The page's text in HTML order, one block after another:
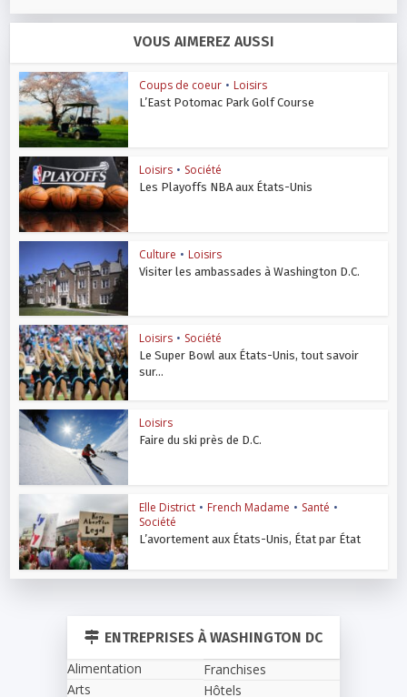
VOUS AIMEREZ AUSSI
Coups de coeur • Loisirs
L’East Potomac Park Golf Course
Loisirs • Société
Les Playoffs NBA aux États-Unis
Culture • Loisirs
Visiter les ambassades à Washington D.C.
Loisirs • Société
Le Super Bowl aux États-Unis, tout savoir
sur...
Loisirs
Faire du ski près de D.C.
Elle District • French Madame • Santé •
Société
L’avortement aux États-Unis, État par État
ENTREPRISES À WASHINGTON DC
Alimentation
Arts
Franchises
Hôtels